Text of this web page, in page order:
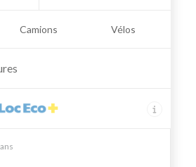
Camions Vélos